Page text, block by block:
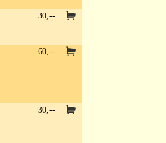
30,--
60,--
30,--